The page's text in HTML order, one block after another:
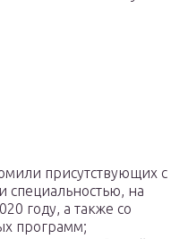
присутствующих с
специальностью, на
году, а также со
программ;